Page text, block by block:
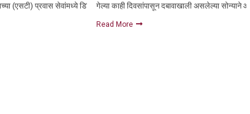
समोर आला…
(एसटी) प्रवास सेवांमध्ये डिजिटल व्यवहारांना चालना देण्यासाठी…
गेल्या काही दिवसांपासून दबावाखाली असलेल्या सोन्याने
Read More